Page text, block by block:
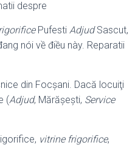
despre
Pufesti AdjudSascut,
nói về điều này. Reparatii
din Focşani. Dacă locuiţi
(Adjud, Mărăşeşti, Service
vitrine frigorifice,